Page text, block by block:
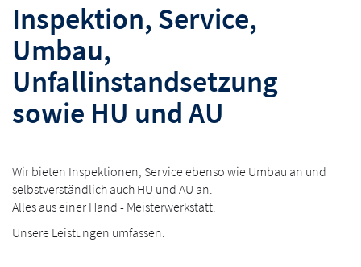
Inspektion, Service,
Umbau,
Unfallinstandsetzung
sowie HU und AU
Wir bieten Inspektionen, Service ebenso wie Umbau an und
selbstverständlich auch HU und AU an.
Alles aus einer Hand - Meisterwerkstatt.
Unsere Leistungen umfassen: